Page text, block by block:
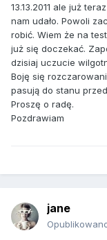
13.13.2011 ale już
nam udało. Powoli
robić. Wiem że na
już się doczekać.
dzisiaj uczucie
Boję się
pasują do stanu
Proszę o radę.
Pozdrawiam
jane